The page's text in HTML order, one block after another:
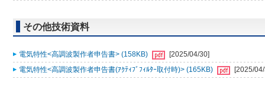
その他技術資料
電気特性<高調波製作者申告書> (158KB)
[2025/04/30]
電気特性<高調波製作者申告書(ｱｸﾃｨﾌﾞﾌｨﾙﾀｰ取付時)> (165KB)
[2025/